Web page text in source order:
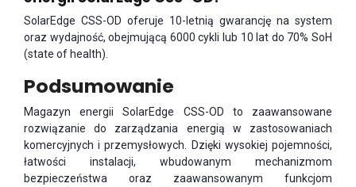
SolarEdge CSS-OD oferuje 10-letnią gwarancję na system
oraz wydajność, obejmującą 6000 cykli lub 10 lat do 70% SoH
(state of health).
Podsumowanie
Magazyn energii SolarEdge CSS-OD to zaawansowane
rozwiązanie do zarządzania energią w zastosowaniach
komercyjnych i przemysłowych. Dzięki wysokiej pojemności,
łatwości instalacji, wbudowanym mechanizmom
bezpieczeństwa oraz zaawansowanym funkcjom